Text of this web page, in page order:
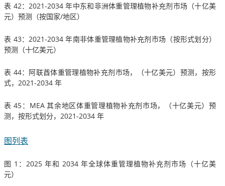
表 42：2021-2034 年中东和非洲体重管理植物补充剂市场（十亿美
元）预测（按国家/地区）
表 43：2021-2034 年南非体重管理植物补充剂市场（按形式划分）
预测（十亿美元）
表 44：阿联酋体重管理植物补充剂市场，（十亿美元）预测，按形
式，2021-2034 年
表 45：MEA 其余地区体重管理植物补充剂市场，（十亿美元）预
测，按形式划分，2021-2034 年
图列表
图 1：2025 年和 2034 年全球体重管理植物补充剂市场（十亿美
元）